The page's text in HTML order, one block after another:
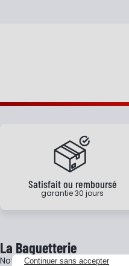
Satisfait ou remboursé
garantie 30 jours
La Baguetterie
Notre histoire